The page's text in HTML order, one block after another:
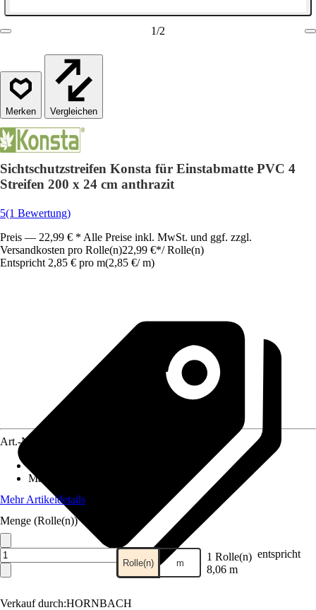
1/2
Vergleichen
Sichtschutzstreifen Konsta für Einstabmatte PVC 4
Streifen 200 x 24 cm anthrazit
5(1 Bewertung)
Preis — 22,99 € * Alle Preise inkl. MwSt. und ggf. zzgl.
Versandkosten pro Rolle(n)22,99 €*/ Rolle(n)
Entspricht 2,85 € pro m(2,85 €/ m)
Verkauf durch:HORNBACH
Art.-Nr.
Material
Mehr Artikeldetails
Menge (Rolle(n))
Rolle(n) m 1 Rolle(n) entspricht
8,06 m